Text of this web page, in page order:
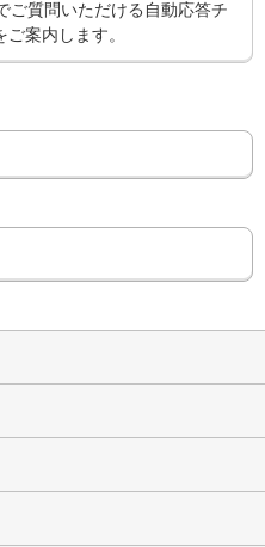
ご質問いただける自動応答チ
案内します。